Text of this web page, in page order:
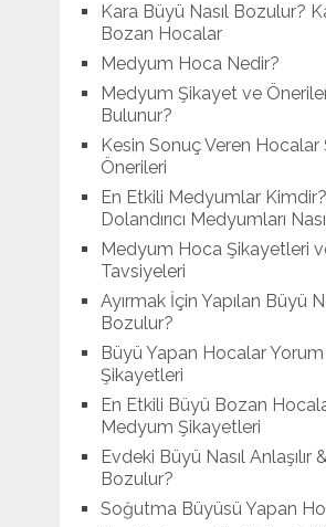
Kara Büyü Nasıl Bozulur?
Bozan Hocalar
Medyum Hoca Nedir?
Medyum Şikayet ve
Bulunur?
Kesin Sonuç Veren
Önerileri
En Etkili Medyumlar Kimdir?
Dolandırıcı Medyumları
Medyum Hoca Şikayetleri
Tavsiyeleri
Ayırmak İçin Yapılan Büyü
Bozulur?
Büyü Yapan Hocalar
Şikayetleri
En Etkili Büyü Bozan
Medyum Şikayetleri
Evdeki Büyü Nasıl Anlaşılır
Bozulur?
Soğutma Büyüsü Yapan